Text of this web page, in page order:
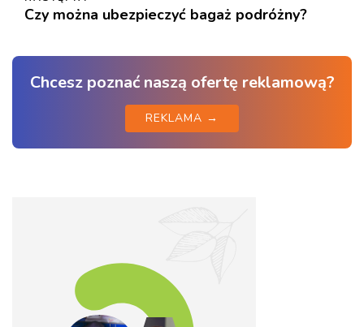
Czy można ubezpieczyć bagaż podróżny?
Chcesz poznać naszą ofertę reklamową?
REKLAMA →